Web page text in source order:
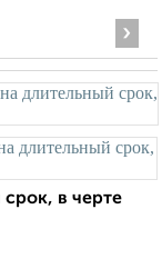
›
в черте